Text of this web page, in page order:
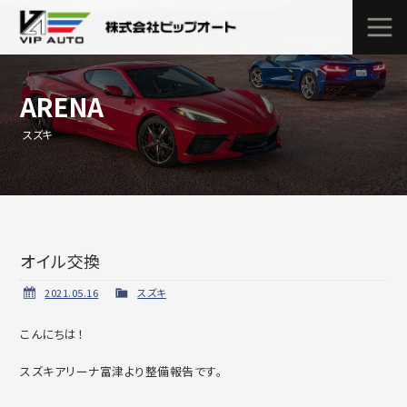
ARENA
スズキ
オイル交換
2021.05.16 スズキ
こんにちは！
スズキアリーナ富津より整備報告です。